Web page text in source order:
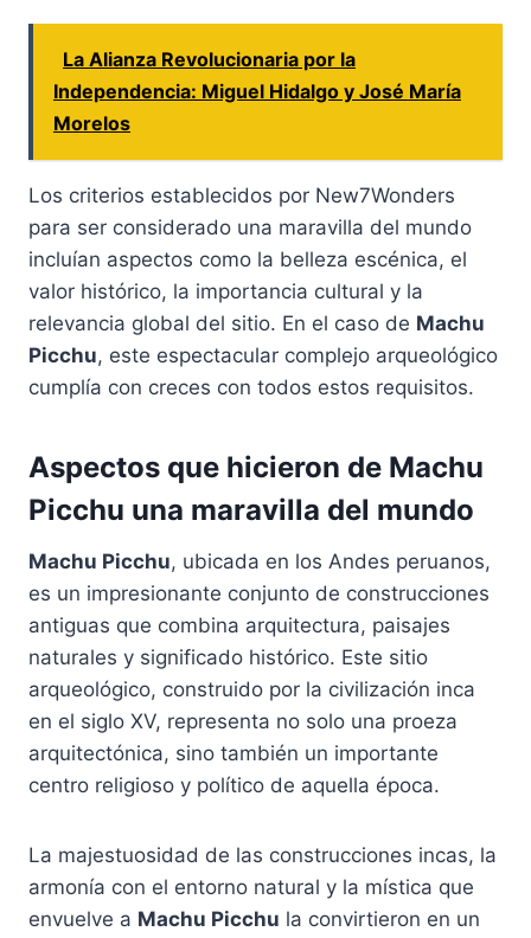
La Alianza Revolucionaria por la
Independencia: Miguel Hidalgo y José María
Morelos
Los criterios establecidos por New7Wonders
para ser considerado una maravilla del mundo
incluían aspectos como la belleza escénica, el
valor histórico, la importancia cultural y la
relevancia global del sitio. En el caso de Machu
Picchu, este espectacular complejo arqueológico
cumplía con creces con todos estos requisitos.
Aspectos que hicieron de Machu
Picchu una maravilla del mundo
Machu Picchu, ubicada en los Andes peruanos,
es un impresionante conjunto de construcciones
antiguas que combina arquitectura, paisajes
naturales y significado histórico. Este sitio
arqueológico, construido por la civilización inca
en el siglo XV, representa no solo una proeza
arquitectónica, sino también un importante
centro religioso y político de aquella época.
La majestuosidad de las construcciones incas, la
armonía con el entorno natural y la mística que
envuelve a Machu Picchu la convirtieron en un